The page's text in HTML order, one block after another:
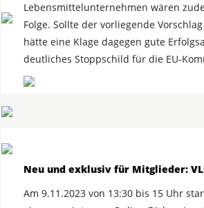
Lebensmittelunternehmen wären
Folge. Sollte der vorliegende
hätte eine Klage dagegen gute
deutliches Stoppschild für die EU-
Neu und exklusiv für Mitglieder:
Am 9.11.2023 von 13:30 bis 15 Uhr